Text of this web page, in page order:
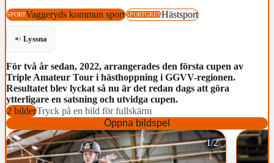
SPORTVaggeryds kommun sportSPORTGRENHästsport
Lyssna
För två år sedan, 2022, arrangerades den första cupen av
Triple Amateur Tour i hästhoppning i GGVV-regionen.
Resultatet blev lyckat så nu är det redan dags att göra
ytterligare en satsning och utvidga cupen.
2 bilderTryck på en bild för fullskärm
Öppna bildspel
1/2